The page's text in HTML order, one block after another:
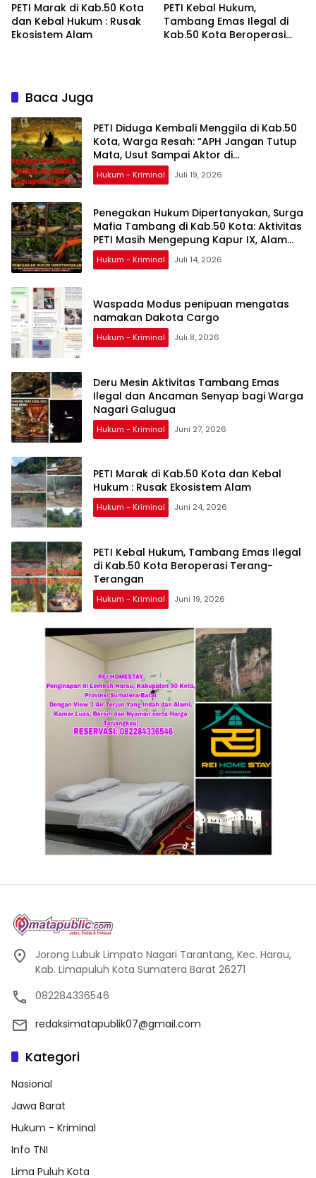
PETI Marak di Kab.50 Kota
dan Kebal Hukum : Rusak
Ekosistem Alam
PETI Kebal Hukum,
Tambang Emas Ilegal di
Kab.50 Kota Beroperasi
Baca Juga
PETI Diduga Kembali Menggila di Kab.50
Kota, Warga Resah: “APH Jangan Tutup
Mata, Usut Sampai Aktor di
Belakangnya”
Hukum - Kriminal Juli 19, 2026
Penegakan Hukum Dipertanyakan, Surga
Mafia Tambang di Kab.50 Kota: Aktivitas
PETI Masih Mengepung Kapur IX, Alam
Rusak
Hukum - Kriminal Juli 14, 2026
Waspada Modus penipuan mengatas
namakan Dakota Cargo
Hukum - Kriminal Juli 8, 2026
Deru Mesin Aktivitas Tambang Emas
Ilegal dan Ancaman Senyap bagi Warga
Nagari Galugua
Hukum - Kriminal Juni 27, 2026
PETI Marak di Kab.50 Kota dan Kebal
Hukum : Rusak Ekosistem Alam
Hukum - Kriminal Juni 24, 2026
PETI Kebal Hukum, Tambang Emas Ilegal
di Kab.50 Kota Beroperasi Terang-
Terangan
Hukum - Kriminal Juni 19, 2026
Jorong Lubuk Limpato Nagari Tarantang, Kec. Harau,
Kab. Limapuluh Kota Sumatera Barat 26271
082284336546
redaksimatapublik07@gmail.com
Kategori
Nasional
Jawa Barat
Hukum - Kriminal
Info TNI
Lima Puluh Kota